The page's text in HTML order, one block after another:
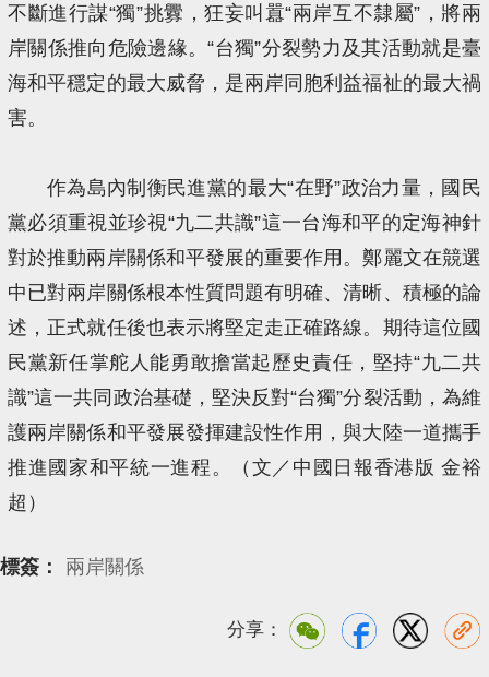
不斷進行謀“獨”挑釁，狂妄叫囂“兩岸互不隸屬”，將兩
岸關係推向危險邊緣。“台獨”分裂勢力及其活動就是臺
海和平穩定的最大威脅，是兩岸同胞利益福祉的最大禍
害。
作為島內制衡民進黨的最大“在野”政治力量，國民
黨必須重視並珍視“九二共識”這一台海和平的定海神針
對於推動兩岸關係和平發展的重要作用。鄭麗文在競選
中已對兩岸關係根本性質問題有明確、清晰、積極的論
述，正式就任後也表示將堅定走正確路線。期待這位國
民黨新任掌舵人能勇敢擔當起歷史責任，堅持“九二共
識”這一共同政治基礎，堅決反對“台獨”分裂活動，為維
護兩岸關係和平發展發揮建設性作用，與大陸一道攜手
推進國家和平統一進程。（文／中國日報香港版 金裕
超）
標簽： 兩岸關係
分享：